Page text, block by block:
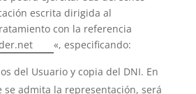
escrita dirigida al
con la referencia
«, especificando:
del Usuario y copia del DNI. En
se admita la representación, será